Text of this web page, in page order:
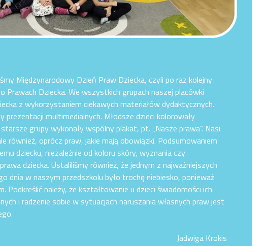
Międzynarodowy Dzień Praw Dziecka, czyli po raz kolejny
Prawach Dziecka. We wszystkich grupach naszej placówki
z wykorzystaniem ciekawych materiałów dydaktycznych.
multimedialnych. Młodsze dzieci kolorowały
grupy wykonały wspólny plakat, pt. „Nasze prawa”. Nasi
również, oprócz praw, jakie mają obowiązki. Podsumowaniem
dziecku, niezależnie od koloru skóry, wyznania czy
dziecka. Ustaliliśmy również, że jednym z najważniejszych
dnia w naszym przedszkolu było trochę niebiesko, ponieważ
należy, że kształtowanie u dzieci świadomości ich
i radzenie sobie w sytuacjach naruszania własnych praw jest
Jadwiga Krokis